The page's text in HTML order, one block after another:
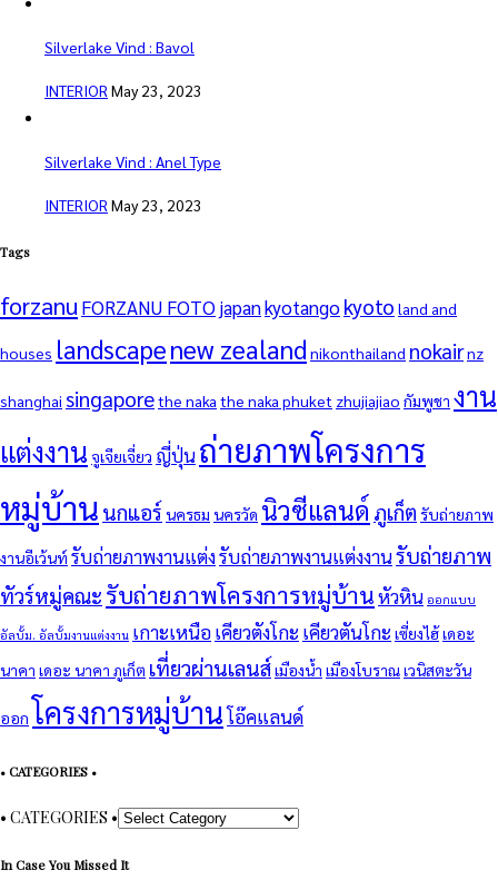
Silverlake Vind : Bavol
INTERIOR May 23, 2023
Silverlake Vind : Anel Type
INTERIOR May 23, 2023
Tags
forzanu FORZANU FOTO japankyotangokyoto land and
houses landscapenew zealand nikonthailand nokairnz
shanghai singaporethe naka the naka phuket zhujiajiao กัมพูชา งาน
แต่งงาน จูเจียเจี่ยว ญี่ปุ่นถ่ายภาพโครงการ
หมู่บ้าน นกแอร์ นครธม นครวัด นิวซีแลนด์ ภูเก็ต รับถ่ายภาพ
งานอีเว้นท์รับถ่ายภาพงานแต่งรับถ่ายภาพงานแต่งงานรับถ่ายภาพ
ทัวร์หมู่คณะ รับถ่ายภาพโครงการหมู่บ้านหัวหิน ออกแบบ
อัลบั้ม. อัลบั้มงานแต่งงาน เกาะเหนือเคียวตังโกะ เคียวตันโกะ เซี่ยงไฮ้เดอะ
นาคา เดอะ นาคา ภูเก็ต เที่ยวผ่านเลนส์เมืองน้ำ เมืองโบราณเวนิสตะวัน
ออก โครงการหมู่บ้านโอ๊คแลนด์
• CATEGORIES •
• CATEGORIES •
In Case You Missed It